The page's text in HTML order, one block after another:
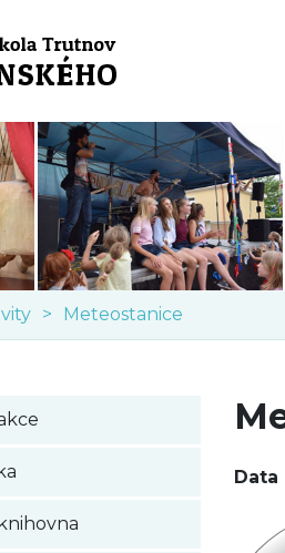
Meteostanice